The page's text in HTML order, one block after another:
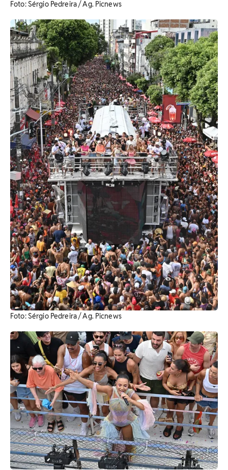
Foto: Sérgio Pedreira / Ag. Picnews
Foto: Sérgio Pedreira / Ag. Picnews